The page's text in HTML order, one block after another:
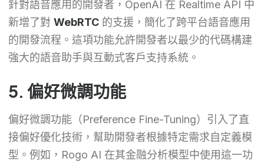
針對語音應用的開發者，OpenAI 在 Realtime API 中
新增了對 WebRTC的支援，簡化了跨平台語音應用
的開發流程。這項功能允許開發者以最少的代碼構建
強大的語音助手與互動式客戶支持系統。
5. 偏好微調功能
偏好微調功能（Preference Fine-Tuning）引入了直
接偏好優化技術，幫助開發者根據特定需求自定義模
型。例如，Rogo AI 在其金融分析模型中使用這一功